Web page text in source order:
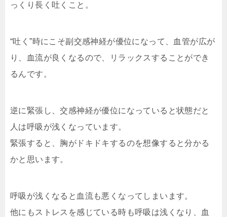
っくり長く吐くこと。
“吐く”時にこそ副交感神経が優位になって、血管が広が
り、血流が良くなるので、リラックスすることができ
るんです。
逆に緊張し、交感神経が優位になっていると状態だと
人は呼吸が浅くなっています。
緊張すると、胸がドキドキするのを想像すると分かる
かと思います。
呼吸が浅くなると血流も悪くなってしまいます。
他にもストレスを感じている時も呼吸は浅くなり、血